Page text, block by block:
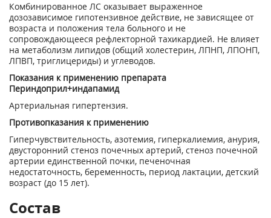
Комбинированное ЛС оказывает выраженное
дозозависимое гипотензивное действие, не зависящее от
возраста и положения тела больного и не
сопровождающееся рефлекторной тахикардией. Не влияет
на метаболизм липидов (общий холестерин, ЛПНП, ЛПОНП,
ЛПВП, триглицериды) и углеводов.
Показания к применению препарата
Периндоприл+индапамид
Артериальная гипертензия.
Противопказания к применению
Гиперчувствительность, азотемия, гиперкалиемия, анурия,
двусторонний стеноз почечных артерий, стеноз почечной
артерии единственной почки, печеночная
недостаточность, беременность, период лактации, детский
возраст (до 15 лет).
Состав